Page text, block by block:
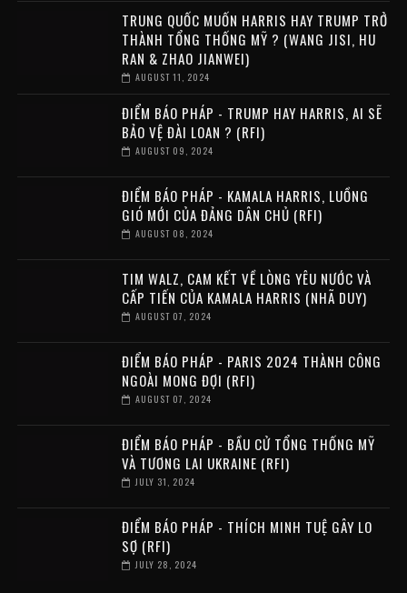
TRUNG QUỐC MUỐN HARRIS HAY TRUMP TRỞ
THÀNH TỔNG THỐNG MỸ ? (WANG JISI, HU
RAN & ZHAO JIANWEI)
AUGUST 11, 2024
ĐIỂM BÁO PHÁP - TRUMP HAY HARRIS, AI SẼ
BẢO VỆ ĐÀI LOAN ? (RFI)
AUGUST 09, 2024
ĐIỂM BÁO PHÁP - KAMALA HARRIS, LUỒNG
GIÓ MỚI CỦA ĐẢNG DÂN CHỦ (RFI)
AUGUST 08, 2024
TIM WALZ, CAM KẾT VỀ LÒNG YÊU NƯỚC VÀ
CẤP TIẾN CỦA KAMALA HARRIS (NHÃ DUY)
AUGUST 07, 2024
ĐIỂM BÁO PHÁP - PARIS 2024 THÀNH CÔNG
NGOÀI MONG ĐỢI (RFI)
AUGUST 07, 2024
ĐIỂM BÁO PHÁP - BẦU CỬ TỔNG THỐNG MỸ
VÀ TƯƠNG LAI UKRAINE (RFI)
JULY 31, 2024
ĐIỂM BÁO PHÁP - THÍCH MINH TUỆ GÂY LO
SỢ (RFI)
JULY 28, 2024